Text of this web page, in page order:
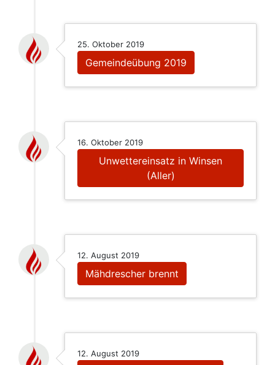
25. Oktober 2019
Gemeindeübung 2019
16. Oktober 2019
Unwettereinsatz in Winsen
(Aller)
12. August 2019
Mähdrescher brennt
12. August 2019